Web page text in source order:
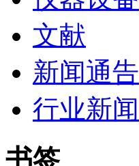
文献
新闻通告
行业新闻
书签